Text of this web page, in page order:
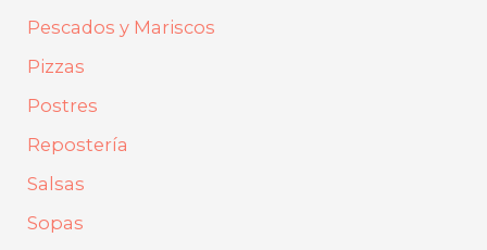
Pescados y Mariscos
Pizzas
Postres
Repostería
Salsas
Sopas